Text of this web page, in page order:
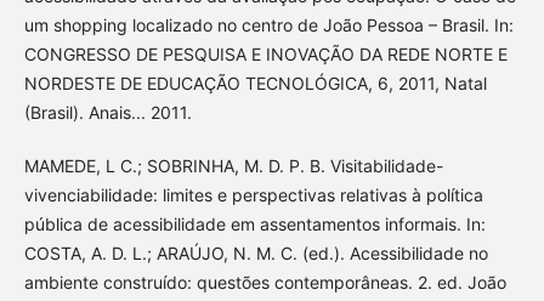
um shopping localizado no centro de João Pessoa – Brasil. In:
CONGRESSO DE PESQUISA E INOVAÇÃO DA REDE NORTE E
NORDESTE DE EDUCAÇÃO TECNOLÓGICA, 6, 2011, Natal
(Brasil). Anais... 2011.
MAMEDE, L C.; SOBRINHA, M. D. P. B. Visitabilidade-
vivenciabilidade: limites e perspectivas relativas à política
pública de acessibilidade em assentamentos informais. In:
COSTA, A. D. L.; ARAÚJO, N. M. C. (ed.). Acessibilidade no
ambiente construído: questões contemporâneas. 2. ed. João